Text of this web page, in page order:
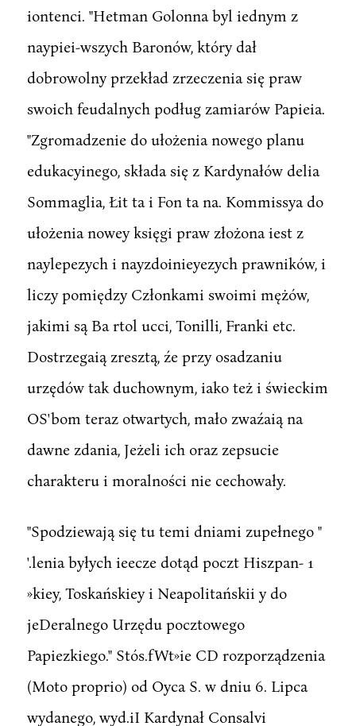
iontenci. "Hetman Golonna byl iednym z
naypiei-wszych Baronów, który dał
dobrowolny przekład zrzeczenia się praw
swoich feudalnych podług zamiarów Papieia.
"Zgromadzenie do ułożenia nowego planu
edukacyinego, składa się z Kardynałów delia
Sommaglia, Łit ta i Fon ta na. Kommissya do
ułożenia nowey księgi praw złożona iest z
naylepezych i nayzdoinieyezych prawników, i
liczy pomiędzy Członkami swoimi mężów,
jakimi są Ba rtol ucci, Tonilli, Franki etc.
Dostrzegaią zresztą, źe przy osadzaniu
urzędów tak duchownym, iako też i świeckim
OS'bom teraz otwartych, mało zwaźaią na
dawne zdania, Jeżeli ich oraz zepsucie
charakteru i moralności nie cechowały.
"Spodziewają się tu temi dniami zupełnego "
'.lenia byłych ieecze dotąd poczt Hiszpan- 1
»kiey, Toskańskiey i Neapolitańskii y do
jeDeralnego Urzędu pocztowego
Papiezkiego." Stós.fWt»ie CD rozporządzenia
(Moto proprio) od Oyca S. w dniu 6. Lipca
wydanego, wyd.iI Kardynał Consalvi